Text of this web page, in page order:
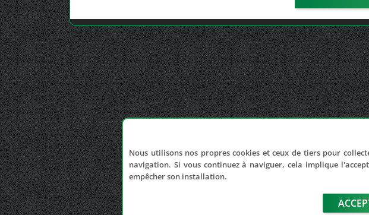
Nous utilisons nos propres cookies et ceux de tiers pour
navigation. Si vous continuez à naviguer, cela implique
empêcher son installation.